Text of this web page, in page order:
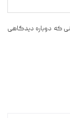
که دوباره دیدگاهی